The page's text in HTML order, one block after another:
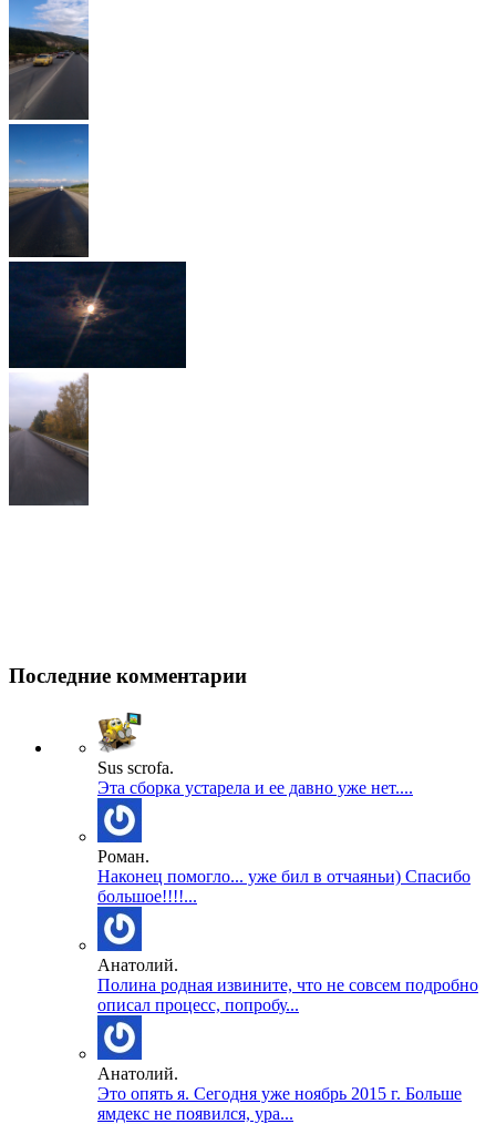
Последние комментарии
Sus scrofa.
Эта сборка устарела и ее давно уже нет....
Роман.
Наконец помогло... уже бил в отчаяньи) Спасибо
большое!!!!...
Анатолий.
Полина родная извините, что не совсем подробно
описал процесс, попробу...
Анатолий.
Это опять я. Сегодня уже ноябрь 2015 г. Больше
ямдекс не появился, ура...